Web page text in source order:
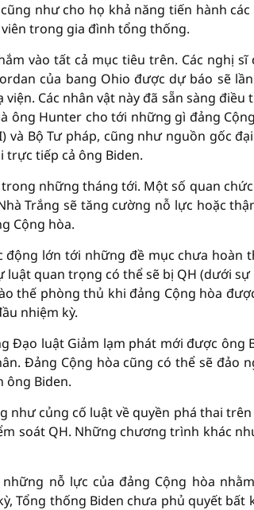
như cho họ khả năng tiến hành các
trong gia đình tổng thống.
vào tất cả mục tiêu trên. Các nghị sĩ
của bang Ohio được dự báo sẽ
Các nhân vật này đã sẵn sàng điều
ông Hunter cho tới những gì đảng
và Bộ Tư pháp, cũng như nguồn gốc
trực tiếp cả ông Biden.
những tháng tới. Một số quan
Trắng sẽ tăng cường nỗ lực hoặc
Cộng hòa.
động lớn tới những đề mục chưa hoàn
quan trọng có thể sẽ bị QH (dưới sự
thế phòng thủ khi đảng Cộng hòa
nhiệm kỳ.
Đạo luật Giảm lạm phát mới được ông
Đảng Cộng hòa cũng có thể sẽ đảo
ông Biden.
như củng cố luật về quyền phá thai
soát QH. Những chương trình khác
nỗ lực của đảng Cộng hòa
Tổng thống Biden chưa phủ quyết bất